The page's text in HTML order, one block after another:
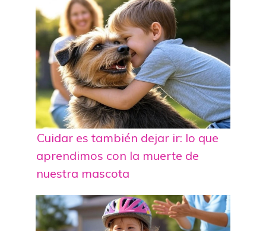
Cuidar es también dejar ir: lo que
aprendimos con la muerte de
nuestra mascota